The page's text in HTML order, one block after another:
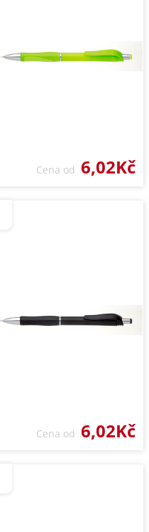
Cena od 6,02Kč
Cena od 6,02Kč